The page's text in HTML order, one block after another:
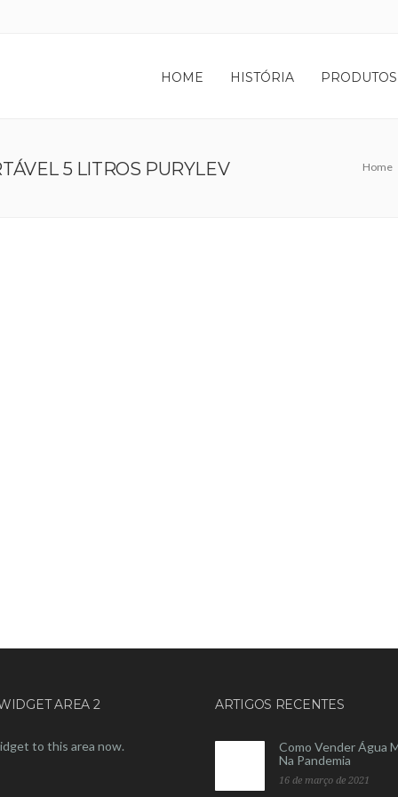
HOME HISTÓRIA PRODUTOS
Home
5 LITROS PURYLEV
AREA 2
to this area now.
ARTIGOS RECENTES
Como Vender Água
Na Pandemia
16 de março de 2021